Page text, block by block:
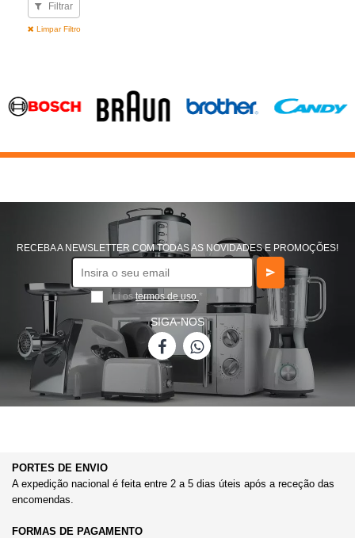
Filtrar
Limpar Filtro
RECEBA A NEWSLETTER COM TODAS AS NOVIDADES E PROMOÇÕES!
Li ostermos de uso *
SIGA-NOS
PORTES DE ENVIO
A expedição nacional é feita entre 2 a 5 dias úteis após a receção das
encomendas.
FORMAS DE PAGAMENTO